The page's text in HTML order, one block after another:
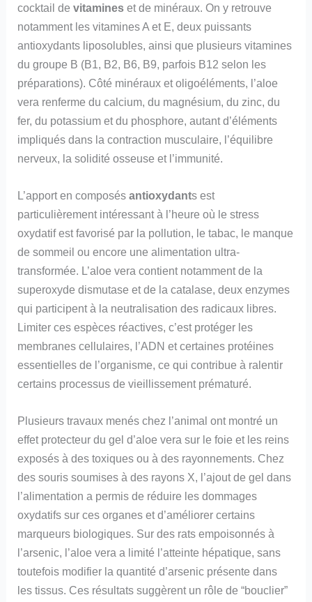
cocktail devitamines et de minéraux. On y retrouve
notamment les vitamines A et E, deux puissants
antioxydants liposolubles, ainsi que plusieurs vitamines
du groupe B (B1, B2, B6, B9, parfois B12 selon les
préparations). Côté minéraux et oligoéléments, l’aloe
vera renferme du calcium, du magnésium, du zinc, du
fer, du potassium et du phosphore, autant d’éléments
impliqués dans la contraction musculaire, l’équilibre
nerveux, la solidité osseuse et l’immunité.
L’apport en composésantioxydants est
particulièrement intéressant à l’heure où le stress
oxydatif est favorisé par la pollution, le tabac, le manque
de sommeil ou encore une alimentation ultra-
transformée. L’aloe vera contient notamment de la
superoxyde dismutase et de la catalase, deux enzymes
qui participent à la neutralisation des radicaux libres.
Limiter ces espèces réactives, c’est protéger les
membranes cellulaires, l’ADN et certaines protéines
essentielles de l’organisme, ce qui contribue à ralentir
certains processus de vieillissement prématuré.
Plusieurs travaux menés chez l’animal ont montré un
effet protecteur du gel d’aloe vera sur le foie et les reins
exposés à des toxiques ou à des rayonnements. Chez
des souris soumises à des rayons X, l’ajout de gel dans
l’alimentation a permis de réduire les dommages
oxydatifs sur ces organes et d’améliorer certains
marqueurs biologiques. Sur des rats empoisonnés à
l’arsenic, l’aloe vera a limité l’atteinte hépatique, sans
toutefois modifier la quantité d’arsenic présente dans
les tissus. Ces résultats suggèrent un rôle de “bouclier”